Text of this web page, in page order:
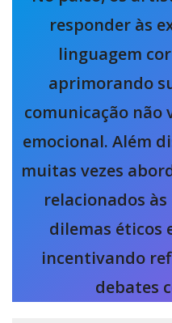
responder às
linguagem
aprimorando
comunicação não
emocional. Além
muitas vezes
relacionados
dilemas éticos
incentivando
debates